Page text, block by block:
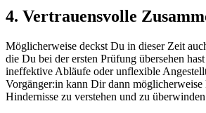
4. Vertrauensvolle
Möglicherweise deckst Du in dieser Zeit
die Du bei der ersten Prüfung übersehen
ineffektive Abläufe oder unflexible
Vorgänger:in kann Dir dann möglicherweise
Hindernisse zu verstehen und zu